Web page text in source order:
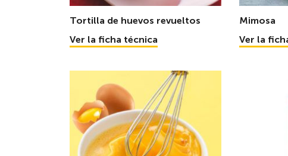
Tortilla de huevos revueltos
Ver la ficha técnica
Mimosa
Ver la